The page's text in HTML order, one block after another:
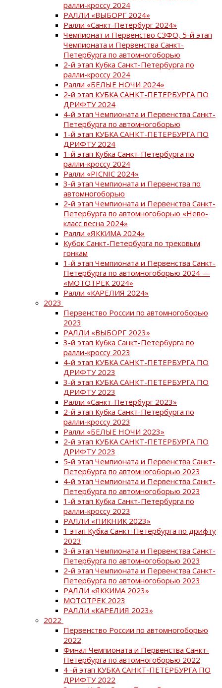
ралли-кроссу 2024
РАЛЛИ «ВЫБОРГ 2024»
Ралли «Санкт-Петербург 2024»
Чемпионат и Первенство СЗФО, 5-й этап
Чемпионата и Первенства Санкт-
Петербурга по автомногоборью
2-й этап Кубка Санкт-Петербурга по
ралли-кроссу 2024
Ралли «БЕЛЫЕ НОЧИ 2024»
2-й этап КУБКА САНКТ-ПЕТЕРБУРГА ПО
ДРИФТУ 2024
4-й этап Чемпионата и Первенства Санкт-
Петербурга по автомногоборью
1-й этап КУБКА САНКТ-ПЕТЕРБУРГА ПО
ДРИФТУ 2024
1-й этап Кубка Санкт-Петербурга по
ралли-кроссу 2024
Ралли «PICNIC 2024»
3-й этап Чемпионата и Первенства по
автомногоборью
2-й этап Чемпионата и Первенства Санкт-
Петербурга по автомногоборью «Нево-
класс весна 2024»
Ралли «ЯККИМА 2024»
Кубок Санкт-Петербурга по трековым
гонкам
1-й этап Чемпионата и Первенства Санкт-
Петербурга по автомногоборью 2024 —
«МОТОТРЕК 2024»
Ралли «КАРЕЛИЯ 2024»
2023
Первенство России по автомногоборью
2023
РАЛЛИ «ВЫБОРГ 2023»
3-й этап Кубка Санкт-Петербурга по
ралли-кроссу 2023
4-й этап КУБКА САНКТ-ПЕТЕРБУРГА ПО
ДРИФТУ 2023
3-й этап КУБКА САНКТ-ПЕТЕРБУРГА ПО
ДРИФТУ 2023
Ралли «Санкт-Петербург 2023»
2-й этап Кубка Санкт-Петербурга по
ралли-кроссу 2023
Ралли «БЕЛЫЕ НОЧИ 2023»
2-й этап КУБКА САНКТ-ПЕТЕРБУРГА ПО
ДРИФТУ 2023
5-й этап Чемпионата и Первенства Санкт-
Петербурга по автомногоборью 2023
4-й этап Чемпионата и Первенства Санкт-
Петербурга по автомногоборью 2023
1-й этап Кубка Санкт-Петербурга по
ралли-кроссу 2023
РАЛЛИ «ПИКНИК 2023»
1 этап Кубка Санкт-Петербурга по дрифту
2023
3-й этап Чемпионата и Первенства Санкт-
Петербурга по автомногоборью 2023
2-й этап Чемпионата и Первенства Санкт-
Петербурга по автомногоборью 2023
РАЛЛИ «ЯККИМА 2023»
МОТОТРЕК 2023
РАЛЛИ «КАРЕЛИЯ 2023»
2022
Первенство России по автомногоборью
2022
Финал Чемпионата и Первенства Санкт-
Петербурга по автомногоборью 2022
4 -й этап КУБКА САНКТ-ПЕТЕРБУРГА ПО
ДРИФТУ 2022